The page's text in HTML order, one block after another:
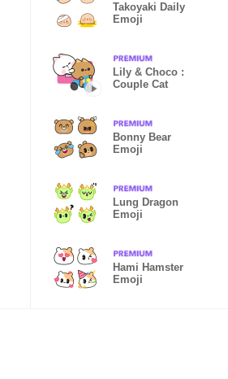
Takoyaki Daily
Emoji
Lily & Choco :
Couple Cat
Bonny Bear
Emoji
Lung Dragon
Emoji
Hami Hamster
Emoji